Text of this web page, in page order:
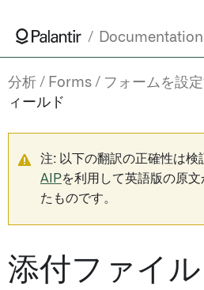
Documentation
分析 Forms フォームを設
ィールド
注: 以下の翻訳の正確性は検
AIPを利用して英語版の原
たものです。
添付ファイ